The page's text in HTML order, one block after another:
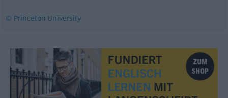
© Princeton University